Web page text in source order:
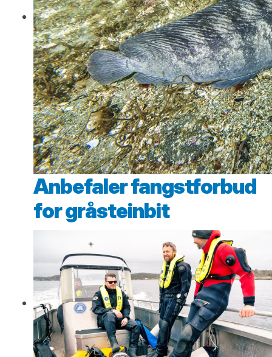
Anbefaler fangstforbud
for gråsteinbit